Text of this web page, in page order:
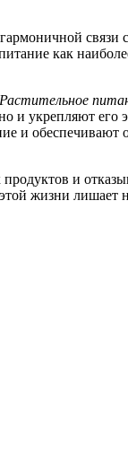
как
Растительное
и укрепляют его
и
и
жизни лишает